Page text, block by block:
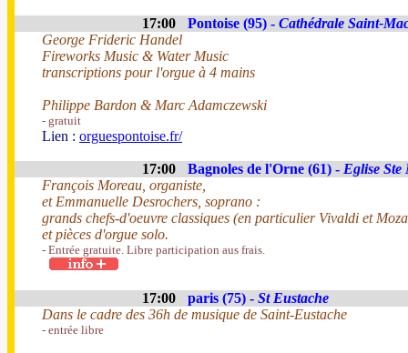
17:00 Pontoise (95) - Cathédrale Saint-
George Frideric Handel
Fireworks Music & Water Music
transcriptions pour l'orgue à 4 mains
Philippe Bardon & Marc Adamczewski
- gratuit
Lien : orguespontoise.fr/
17:00 Bagnoles de l'Orne (61) - Eglise Ste
François Moreau, organiste,
et Emmanuelle Desrochers, soprano :
grands chefs-d'oeuvre classiques (en particulier Vivaldi et
et pièces d'orgue solo.
- Entrée gratuite. Libre participation aus frais.
17:00 paris (75) - St Eustache
Dans le cadre des 36h de musique de Saint-Eustache
- entrée libre